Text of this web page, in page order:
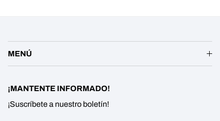
MENÚ
¡MANTENTE INFORMADO!
¡Suscríbete a nuestro boletín!